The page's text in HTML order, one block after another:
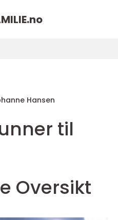
no
Hansen
til
Oversikt